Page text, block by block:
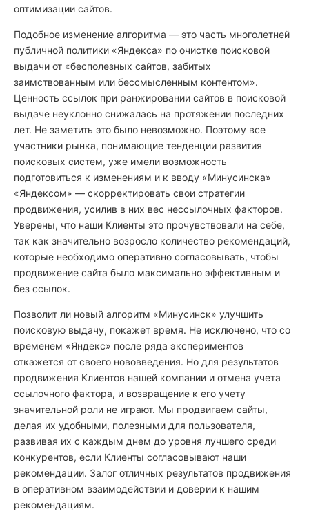
оптимизации сайтов.
Подобное изменение алгоритма — это часть многолетней
публичной политики «Яндекса» по очистке поисковой
выдачи от «бесполезных сайтов, забитых
заимствованным или бессмысленным контентом».
Ценность ссылок при ранжировании сайтов в поисковой
выдаче неуклонно снижалась на протяжении последних
лет. Не заметить это было невозможно. Поэтому все
участники рынка, понимающие тенденции развития
поисковых систем, уже имели возможность
подготовиться к изменениям и к вводу «Минусинска»
«Яндексом» — скорректировать свои стратегии
продвижения, усилив в них вес нессылочных факторов.
Уверены, что наши Клиенты это прочувствовали на себе,
так как значительно возросло количество рекомендаций,
которые необходимо оперативно согласовывать, чтобы
продвижение сайта было максимально эффективным и
без ссылок.
Позволит ли новый алгоритм «Минусинск» улучшить
поисковую выдачу, покажет время. Не исключено, что со
временем «Яндекс» после ряда экспериментов
откажется от своего нововведения. Но для результатов
продвижения Клиентов нашей компании и отмена учета
ссылочного фактора, и возвращение к его учету
значительной роли не играют. Мы продвигаем сайты,
делая их удобными, полезными для пользователя,
развивая их с каждым днем до уровня лучшего среди
конкурентов, если Клиенты согласовывают наши
рекомендации. Залог отличных результатов продвижения
в оперативном взаимодействии и доверии к нашим
рекомендациям.